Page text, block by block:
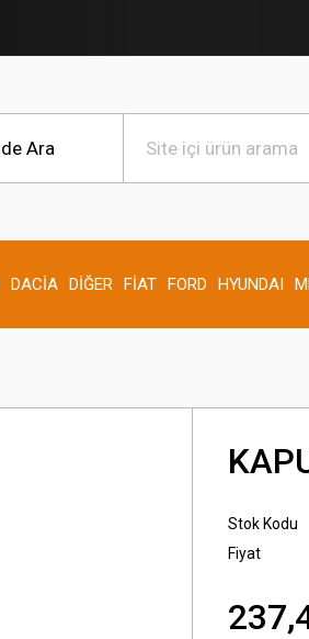
DACİA DİĞER FİAT FORD HYUNDAI
Stok Kodu
Fiyat